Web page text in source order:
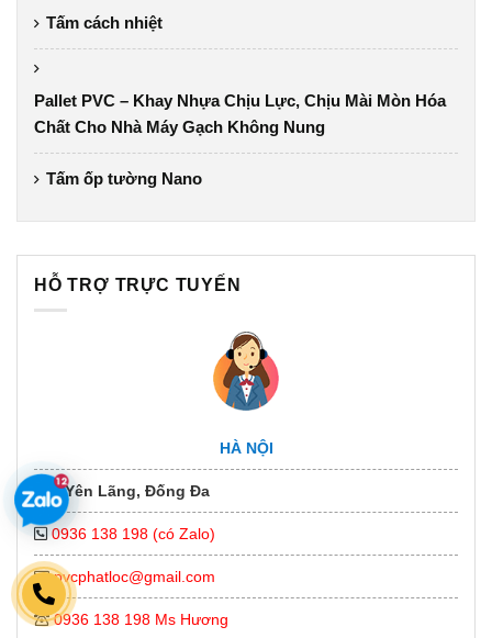
Tấm cách nhiệt
Pallet PVC – Khay Nhựa Chịu Lực, Chịu Mài Mòn Hóa
Chất Cho Nhà Máy Gạch Không Nung
Tấm ốp tường Nano
HỖ TRỢ TRỰC TUYẾN
HÀ NỘI
178 Yên Lãng, Đống Đa
0936 138 198 (có Zalo)
pvcphatloc@gmail.com
0936 138 198 Ms Hương